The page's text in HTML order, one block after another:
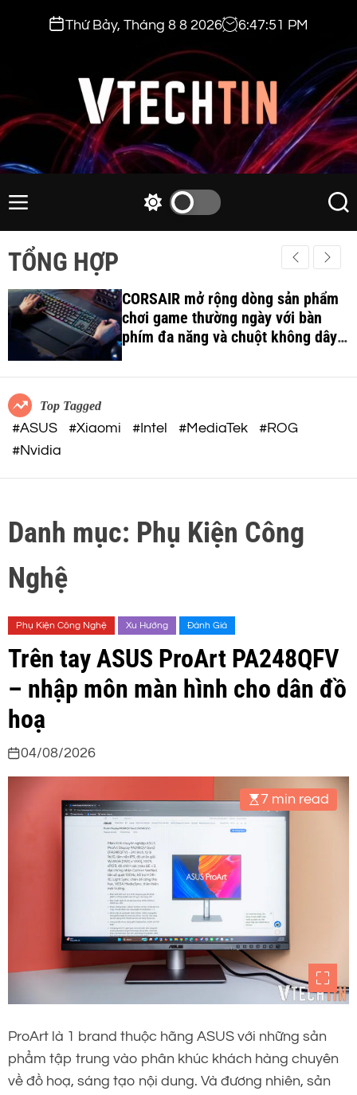
t
o
c
o
e
Thứ Bảy, Tháng 8 8 2026 6:47:53 PM
v
c
h
t
i
n
.
c
m
M
e
w
h
c
o
o
d
S
e
a
r
h
TỔNG HỢP
CORSAIR mở rộng dòng sản phẩm
chơi game thường ngày với bàn
phím đa năng và chuột không dây
công thái học
Top Tagged
#ASUS #Xiaomi #Intel #MediaTek
#ROG
#Nvidia
Danh mục: Phụ Kiện Công
Nghệ
Phụ Kiện Công Nghệ Xu Hướng Đánh Giá
Trên tay ASUS ProArt PA248QFV
– nhập môn màn hình cho dân đồ
hoạ
04/08/2026
7 min read
ProArt là 1 brand thuộc hãng ASUS với những sản
phẩm tập trung vào phân khúc khách hàng chuyên
về đồ hoạ, sáng tạo nội dung. Và đương nhiên, sản